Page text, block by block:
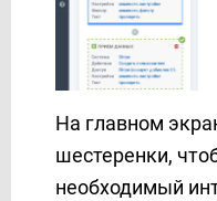
На главном
шестеренки,
необходимый